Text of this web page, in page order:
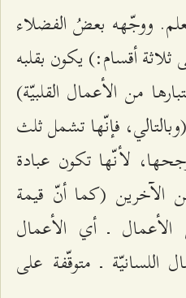
ووجّهه بعضُ الفضلاء
أقسام:) يكون بقلبه
من الأعمال القلبيّة)
فإنّها تشمل ثلث
لأنّها تكون عبادة
الآخرين (كما أنّ قيمة
الأعمال ـ أي الأعمال
اللسانيّة ـ متوقّفة على